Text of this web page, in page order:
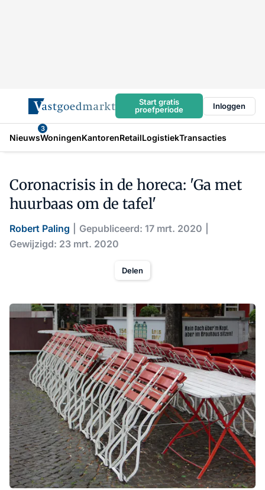
Start gratis
proefperiode
Inloggen
Nieuws
3
WoningenKantorenRetailLogistiekTransacties
Coronacrisis in de horeca: 'Ga met
huurbaas om de tafel'
Robert Paling
Gepubliceerd: 17 mrt. 2020
Gewijzigd: 23 mrt. 2020
Delen